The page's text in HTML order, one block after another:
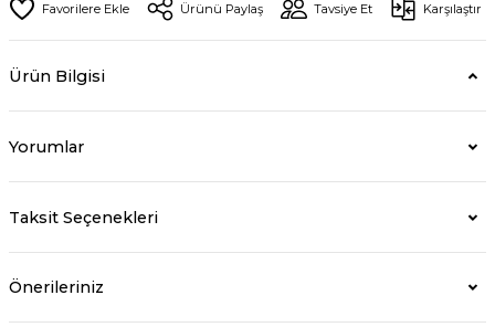
Ürünü Paylaş Tavsiye Et Karşılaştır
Ürün Bilgisi
Yorumlar
Taksit Seçenekleri
Önerileriniz